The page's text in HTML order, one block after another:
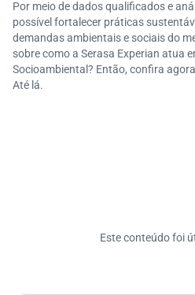
Por meio de dados qualificados e
possível fortalecer práticas
demandas ambientais e sociais do
sobre como a Serasa Experian atua
Socioambiental? Então, confira
Até lá.
Este conteúdo foi